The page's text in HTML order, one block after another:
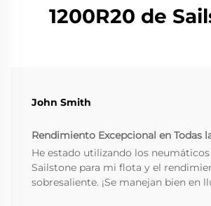
1200R20 de
John Smith
Rendimiento Excepcional en Todas
He estado utilizando los neumáticos
Sailstone para mi flota y el
sobresaliente. ¡Se manejan bien en